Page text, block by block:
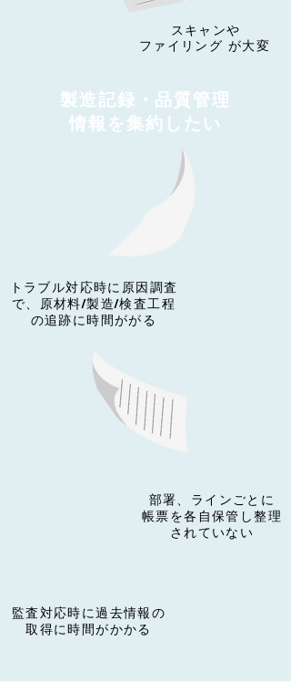
​スキャンや
ファイリング が大変
製造記録・品質​管理
情報を集約したい
​トラブル対応時に原因調査
で、原材料/製造/検査工程
の追跡に時間ががる
部署、ラインごとに
​帳票を各自保管し整理
されていない
​監査対応時に過去情報の
​取得に時間がかかる